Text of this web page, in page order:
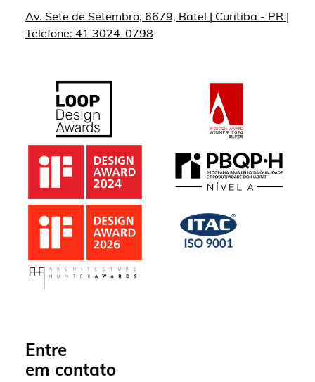
Av. Sete de Setembro, 6679, Batel | Curitiba - PR |
Telefone: 41 3024-0798
Entre
em contato